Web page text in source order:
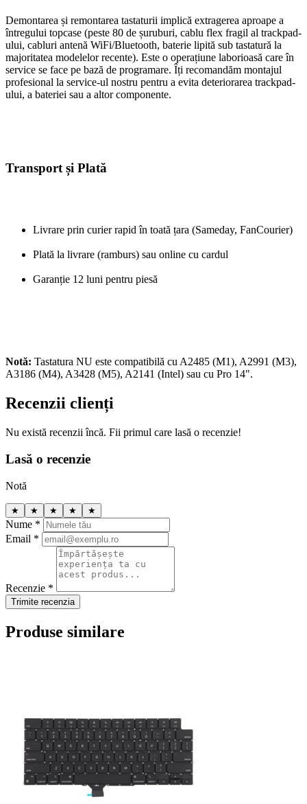
Demontarea și remontarea tastaturii implică extragerea aproape a
întregului topcase (peste 80 de șuruburi, cablu flex fragil al trackpad-
ului, cabluri antenă WiFi/Bluetooth, baterie lipită sub tastatură la
majoritatea modelelor recente). Este o operațiune laborioasă care în
service se face pe bază de programare. Îți recomandăm montajul
profesional la service-ul nostru pentru a evita deteriorarea trackpad-
ului, a bateriei sau a altor componente.
Transport și Plată
Livrare prin curier rapid în toată țara (Sameday, FanCourier)
Plată la livrare (ramburs) sau online cu cardul
Garanție 12 luni pentru piesă
Notă: Tastatura NU este compatibilă cu A2485 (M1), A2991 (M3),
A3186 (M4), A3428 (M5), A2141 (Intel) sau cu Pro 14".
Recenzii clienți
Nu există recenzii încă. Fii primul care lasă o recenzie!
Lasă o recenzie
Notă
★ ★ ★ ★ ★
Nume *
Email *
Recenzie *
Trimite recenzia
Produse similare